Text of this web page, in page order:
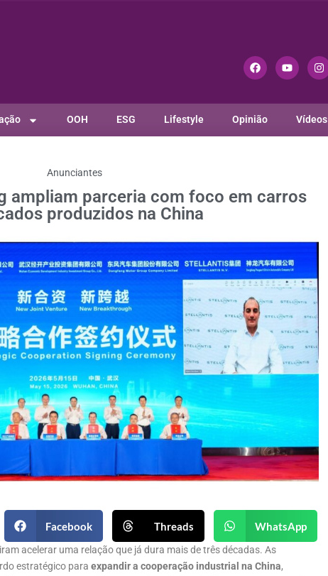
OOH ESG Lifestyle Opinião Vídeos
Anunciantes
ampliam parceria com foco em carros
produzidos na China
Facebook Threads WhatsApp
acelerar uma relação que já dura mais de três décadas. As
estratégico para expandir a cooperação industrial na China,